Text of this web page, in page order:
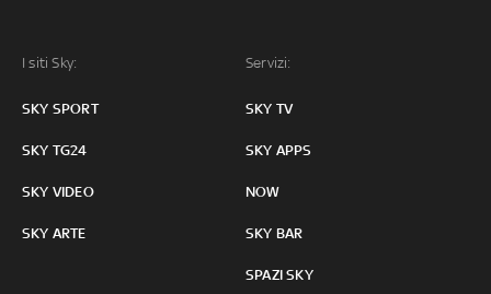
I siti Sky:
SKY SPORT
SKY TG24
SKY VIDEO
SKY ARTE
Servizi:
SKY TV
SKY APPS
NOW
SKY BAR
SPAZI SKY